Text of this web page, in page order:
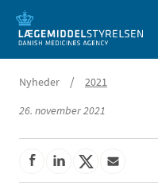
Nyheder /
2021
26. november 2021